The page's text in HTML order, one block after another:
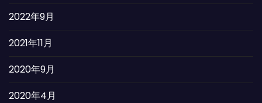
2022年9月
2021年11月
2020年9月
2020年4月